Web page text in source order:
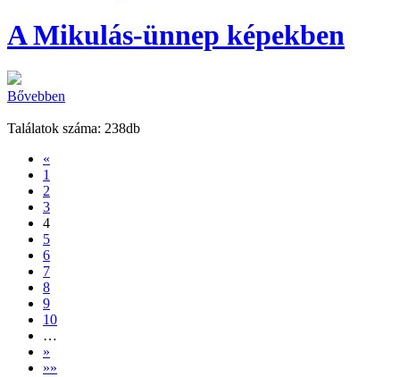
A Mikulás-ünnep képekben
Bővebben
Találatok száma: 238db
«
1
2
3
4
5
6
7
8
9
10
…
»
»»